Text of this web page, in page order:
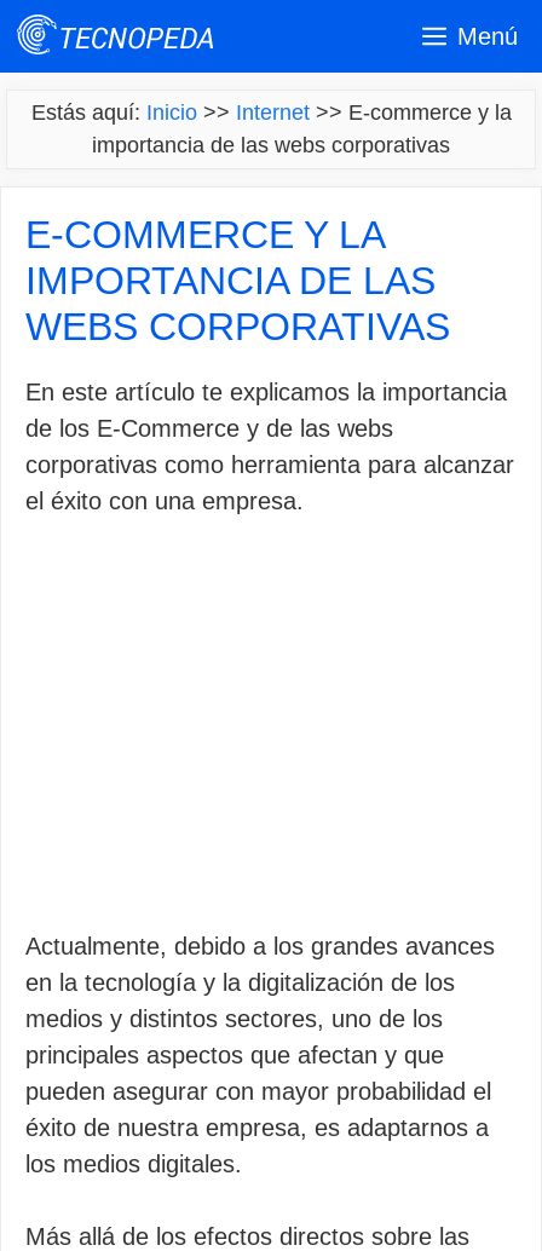
Saltar
Menú
Estás aquí: Inicio>> Internet>> E-commerce y la
importancia de las webs corporativas
E-COMMERCE Y LA
IMPORTANCIA DE LAS
WEBS CORPORATIVAS
En este artículo te explicamos la importancia
de los E-Commerce y de las webs
corporativas como herramienta para alcanzar
el éxito con una empresa.
Actualmente, debido a los grandes avances
en la tecnología y la digitalización de los
medios y distintos sectores, uno de los
principales aspectos que afectan y que
pueden asegurar con mayor probabilidad el
éxito de nuestra empresa, es adaptarnos a
los medios digitales.
Más allá de los efectos directos sobre las